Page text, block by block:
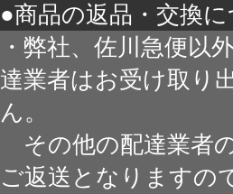
●商品の返品・交換
・弊社、佐川急便以
達業者はお受け取り
ん。
その他の配達業者
ご返送となりますの